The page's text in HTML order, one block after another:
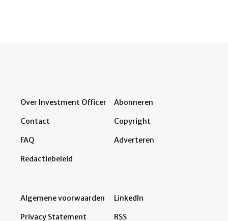
Over Investment Officer
Contact
FAQ
Redactiebeleid
Abonneren
Copyright
Adverteren
Algemene voorwaarden
Privacy Statement
LinkedIn
RSS